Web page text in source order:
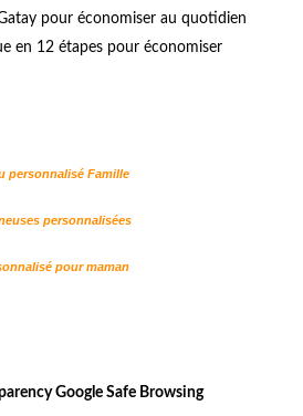
en 12 étapes pour économiser
personnalisé Famille
personnalisées
pour maman